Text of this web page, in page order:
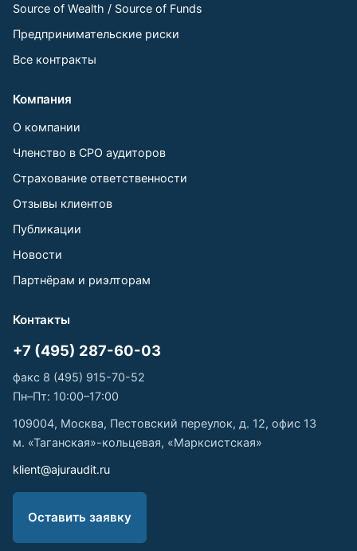
Source of Wealth / Source of Funds
Предпринимательские риски
Все контракты
Компания
О компании
Членство в СРО аудиторов
Страхование ответственности
Отзывы клиентов
Публикации
Новости
Партнёрам и риэлторам
Контакты
+7 (495) 287-60-03
факс 8 (495) 915-70-52
Пн–Пт: 10:00–17:00
109004, Москва, Пестовский переулок, д. 12, офис 13
м. «Таганская»-кольцевая, «Марксистская»
klient@ajuraudit.ru
Оставить заявку